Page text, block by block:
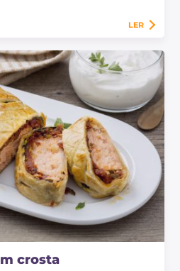
LER
crosta